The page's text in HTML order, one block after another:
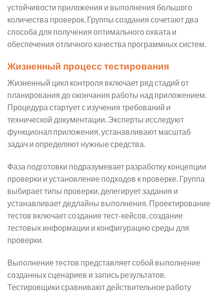
устойчивости приложения и выполнения большого
количества проверок. Группы создания сочетают два
способа для получения оптимального охвата и
обеспечения отличного качества программных систем.
Жизненный процесс тестирования
Жизненный цикл контроля включает ряд стадий от
планирования до окончания работы над приложением.
Процедура стартует с изучения требований и
технической документации. Эксперты исследуют
функционал приложения, устанавливают масштаб
задач и определяют нужные средства.
Фаза подготовки подразумевает разработку концепции
проверки и установление подходов к проверке. Группа
выбирает типы проверки, делегирует задания и
устанавливает дедлайны выполнения. Проектирование
тестов включает создание тест-кейсов, создание
тестовых информации и конфигурацию среды для
проверки.
Выполнение тестов представляет собой выполнение
созданных сценариев и запись результатов.
Тестировщики сравнивают действительное работу